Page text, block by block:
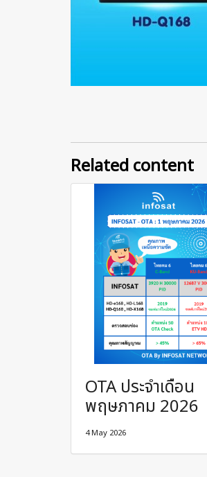
Related content
OTA ประจำเดือน
พฤษภาคม 2026
4 May 2026